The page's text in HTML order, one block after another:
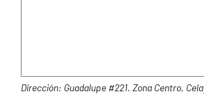
Dirección: Guadalupe #221. Zona Centro,